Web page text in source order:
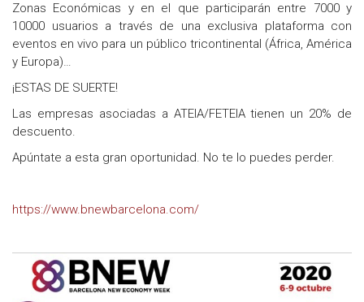
Zonas Económicas y en el que participarán entre 7000 y
10000 usuarios a través de una exclusiva plataforma con
eventos en vivo para un público tricontinental (África, América
y Europa)…
¡ESTAS DE SUERTE!
Las empresas asociadas a ATEIA/FETEIA tienen un 20% de
descuento.
Apúntate a esta gran oportunidad. No te lo puedes perder.
https://www.bnewbarcelona.com/